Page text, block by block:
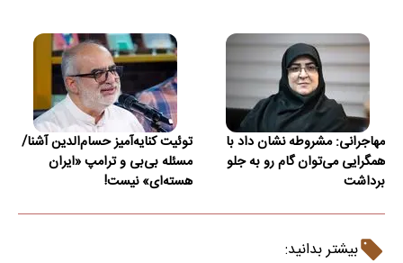
مهاجرانی: مشروطه نشان داد با
همگرایی می‌توان گام رو به جلو
برداشت
توئیت کنایه‌آمیز حسام‌الدین آشنا/
‏مسئله بی‌بی و ترامپ «ایران
هسته‌ای» نیست!
بیشتر بدانید: